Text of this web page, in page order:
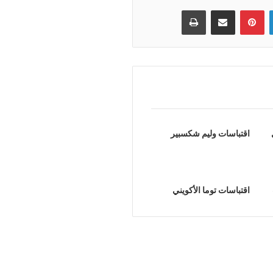
لينكدإن بينتيريستمشاركة عبر البريد طباعة
اقتباسات وليم شكسبير
اقتباسات توما الأكويني